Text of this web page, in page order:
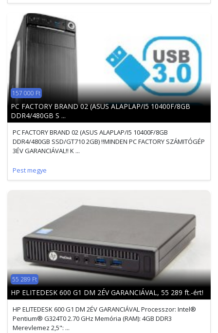
157 000 Ft
PC FACTORY BRAND 02 (ASUS ALAPLAP/I5 10400F/8GB
DDR4/480GB S ...
PC FACTORY BRAND 02 (ASUS ALAPLAP/I5 10400F/8GB
DDR4/480GB SSD/GT710 2GB) !!MINDEN PC FACTORY SZÁMITÓGÉP
3ÉV GARANCIÁVAL!! K ...
Pest megye
55 289 Ft
HP ELITEDESK 600 G1 DM 2ÉV GARANCIÁVAL, 55 289 ft.-ért!
HP ELITEDESK 600 G1 DM 2ÉV GARANCIÁVAL Processzor: Intel®
Pentium® G324T0 2.70 GHz Memória (RAM): 4GB DDR3
Merevlemez 2,5": ...